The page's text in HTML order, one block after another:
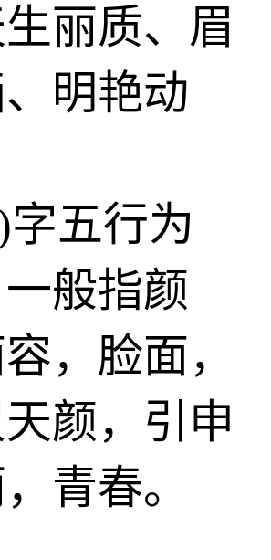
丽质、眉
明艳动
字五行为
般指颜
，脸面，
颜，引申
青春。